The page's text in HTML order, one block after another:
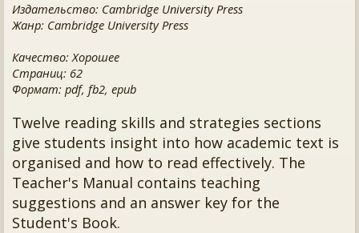
Издательство: Cambridge University Press
Жанр: Cambridge University Press
Качество: Хорошее
Страниц: 62
Формат: pdf, fb2, epub
Twelve reading skills and strategies sections
give students insight into how academic text is
organised and how to read effectively. The
Teacher's Manual contains teaching
suggestions and an answer key for the
Student's Book.